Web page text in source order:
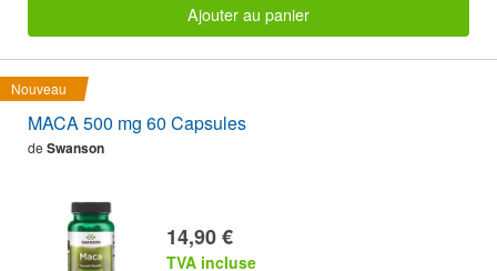
Ajouter au panier
Nouveau
MACA 500 mg 60 Capsules
de Swanson
14,90 €
TVA incluse